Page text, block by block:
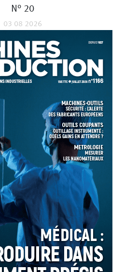
N° 20
03 08 2026